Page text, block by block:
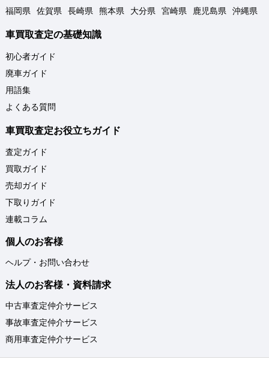
福岡県
佐賀県 長崎県 熊本県 大分県 宮崎県 鹿児島県 沖縄県
車買取査定の基礎知識
初心者ガイド
廃車ガイド
用語集
よくある質問
車買取査定お役立ちガイド
査定ガイド
買取ガイド
売却ガイド
下取りガイド
連載コラム
個人のお客様
ヘルプ・お問い合わせ
法人のお客様・資料請求
中古車査定仲介サービス
事故車査定仲介サービス
商用車査定仲介サービス